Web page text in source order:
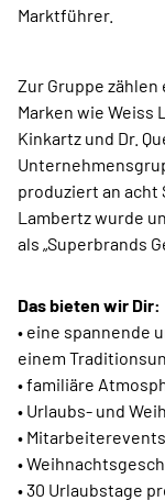
Marktführer.
Zur Gruppe
Marken wie Weiss
Kinkartz und Dr.
produziert an acht
Lambertz wurde
als „Superbrands
Das bieten wir Dir:
• eine spannende
einem
• familiäre
• Urlaubs- und
•
•
• 30 Urlaubstage